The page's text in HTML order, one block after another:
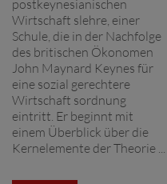
postkeynesianischen
Wirtschaft slehre, einer
Schule, die in der Nachfolge
des britischen Ökonomen
John Maynard Keynes für
eine sozial gerechtere
Wirtschaft sordnung
eintritt. Er beginnt mit
einem Überblick über die
Kernelemente der Theorie ...